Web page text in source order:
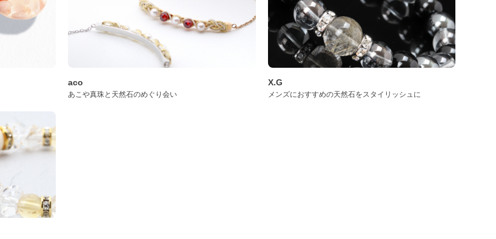
aco
あこや真珠と天然石のめぐり会い
X.G
メンズにおすすめの天然石をスタイリッシュに